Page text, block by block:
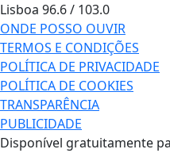
Lisboa 96.6 / 103.0
ONDE POSSO OUVIR
TERMOS E CONDIÇÕES
POLÍTICA DE PRIVACIDADE
POLÍTICA DE COOKIES
TRANSPARÊNCIA
PUBLICIDADE
Disponível gratuitamente